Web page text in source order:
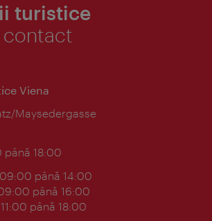
turistice
contact
Viena
Maysedergasse
18:00
până 14:00
până 16:00
până 18:00